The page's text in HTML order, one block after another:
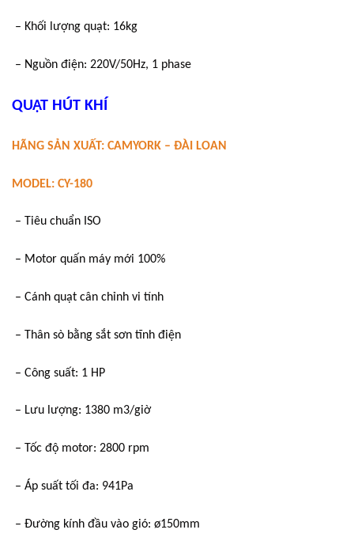
– Khối lượng quạt: 16kg
– Nguồn điện: 220V/50Hz, 1 phase
QUẠT HÚT KHÍ
HÃNG SẢN XUẤT: CAMYORK – ĐÀI LOAN
MODEL: CY-180
– Tiêu chuẩn ISO
– Motor quấn máy mới 100%
– Cánh quạt cân chỉnh vi tính
– Thân sò bằng sắt sơn tĩnh điện
– Công suất: 1 HP
– Lưu lượng: 1380 m3/giờ
– Tốc độ motor: 2800 rpm
– Áp suất tối đa: 941Pa
– Đường kính đầu vào gió: ø150mm